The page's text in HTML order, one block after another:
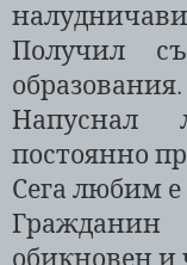
Получил
образования.
Напуснал
постоянно
Сега любим
Гражданин
обикновен и